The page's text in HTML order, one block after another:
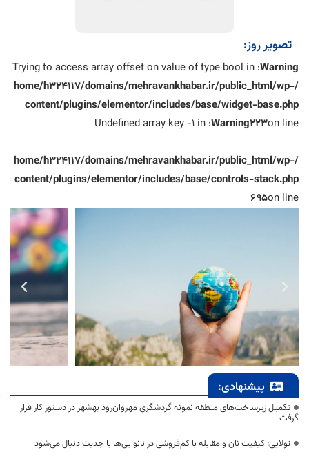
تصویر روز:
Warning
: Trying to access array offset on value of type bool in
/home/h324117/domains/mehravankhabar.ir/public_html/wp-
content/plugins/elementor/includes/base/widget-base.php
on line
223
Warning
: Undefined array key -1 in
/home/h324117/domains/mehravankhabar.ir/public_html/wp-
content/plugins/elementor/includes/base/controls-stack.php
on line
695
پیشنهادی:
تکمیل زیرساخت‌های منطقه نمونه گردشگری مهروان‌رود بهشهر در دستور کار قرار
گرفت
تولایی: کیفیت نان و مقابله با کم‌فروشی در نانوایی‌ها با جدیت دنبال می‌شود